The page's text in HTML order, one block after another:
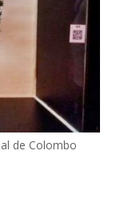
de Colombo